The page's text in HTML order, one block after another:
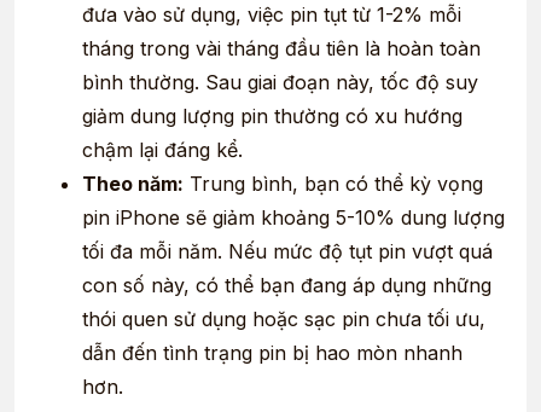
đưa vào sử dụng, việc pin tụt từ 1-2% mỗi
tháng trong vài tháng đầu tiên là hoàn toàn
bình thường. Sau giai đoạn này, tốc độ suy
giảm dung lượng pin thường có xu hướng
chậm lại đáng kể.
Theo năm: Trung bình, bạn có thể kỳ vọng
pin iPhone sẽ giảm khoảng 5-10% dung lượng
tối đa mỗi năm. Nếu mức độ tụt pin vượt quá
con số này, có thể bạn đang áp dụng những
thói quen sử dụng hoặc sạc pin chưa tối ưu,
dẫn đến tình trạng pin bị hao mòn nhanh
hơn.